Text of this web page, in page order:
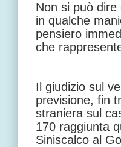
Non si può
in qualche
pensiero
che
Il giudizio sul
previsione, fin
straniera sul
170 raggiunta
Siniscalco al